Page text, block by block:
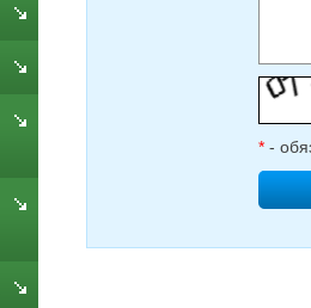
* -